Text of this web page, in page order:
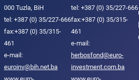
000 Tuzla, BiH
tel: +387 (0) 35/227-666
fax:+387 (0) 35/315-
461
e-mail:
euroinv@bih.net.ba
tel: +387 (0) 35/227-666
fax:+387 (0) 35/315-
461
e-mail:
herbosfond@euro-
investment.com.ba